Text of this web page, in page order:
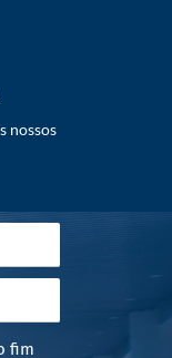
nossos
fim